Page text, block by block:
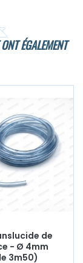
ÉGALEMENT
de
- Ø 4mm
3m50)